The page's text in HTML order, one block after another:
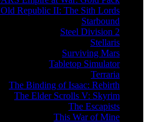
Republic II: The Sith Lords
Starbound
Steel Division 2
Stellaris
Surviving Mars
Tabletop Simulator
Terraria
The Binding of Isaac: Rebirth
The Elder Scrolls V: Skyrim
The Escapists
This War of Mine